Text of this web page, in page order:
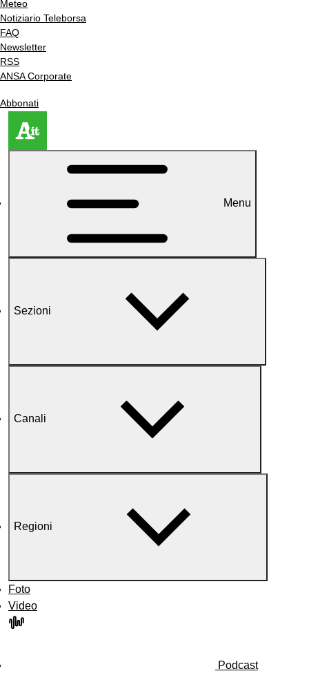
Meteo
Notiziario Teleborsa
FAQ
Newsletter
RSS
ANSA Corporate
Abbonati
Menu
Sezioni
Canali
Regioni
Foto
Video
Podcast